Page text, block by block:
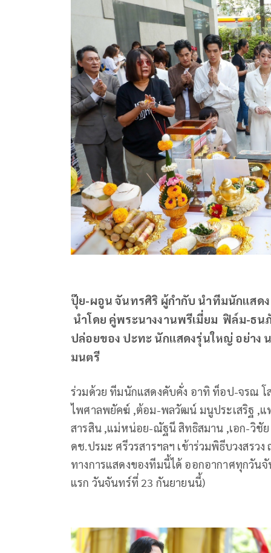
ปุ๊ย-ผอูน จันทรศิริ ผู้กำกับ นำทีมนักแสดง
นำโดย คู่พระนางงานพรีเมี่ยม ฟิล์ม-ธ
ปล่อยของ ปะทะ นักแสดงรุ่นใหญ่ อย่าง
มนตรี
ร่วมด้วย ทีมนักแสดงคับคั่ง อาทิ ท็อป-จรณ โ
ไพศาลพยัคฆ์ ,ต้อม-พลวัฒน์ มนูประเสริฐ ,
สารสิน ,แม่หน่อย-ณัฐนี สิทธิสมาน ,เอก-วิชั
ดช.ปรมะ ศรีวรสารฯลฯ เข้าร่วมพิธีบวงสร
ทางการแสดงของทีมนี้ได้ ออกอากาศทุกวัน
แรก วันจันทร์ที่ 23 กันยายนนี้)